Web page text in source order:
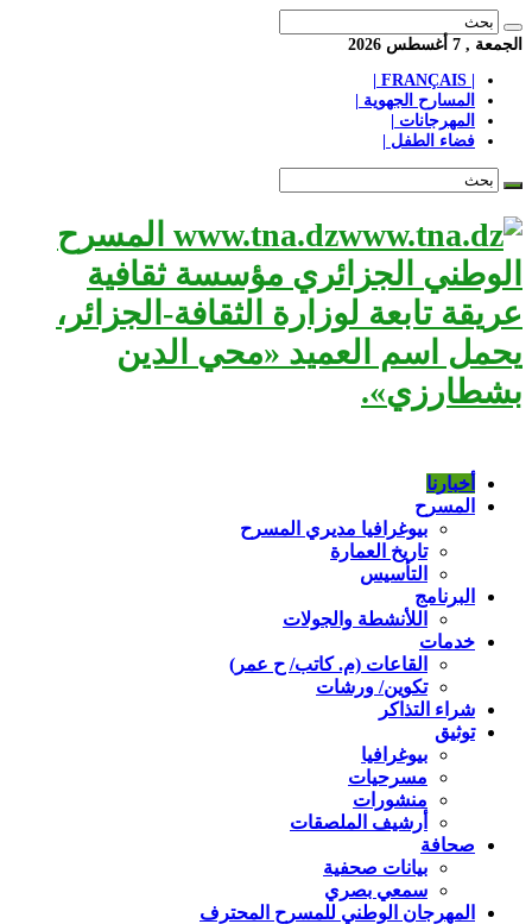
الجمعة , 7 أغسطس 2026
المسارح الجهوية |
المهرجانات |
فضاء الطفل |
www.tna.dz المسرح
الوطني الجزائري مؤسسة ثقافية
عريقة تابعة لوزارة الثقافة-الجزائر،
يحمل اسم العميد «محي الدين
بشطارزي».
أخبارنا
المسرح
بيوغرافيا مديري المسرح
تاريخ العمارة
التأسيس
البرنامج
اللأنشطة والجولات
خدمات
القاعات (م. كاتب/ ح عمر)
تكوين/ ورشات
شراء التذاكر
توثيق
بيوغرافيا
مسرحيات
منشورات
أرشيف الملصقات
صحافة
بيانات صحفية
سمعي بصري
المهرجان الوطني للمسرح المحترف